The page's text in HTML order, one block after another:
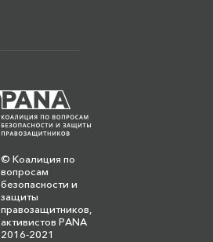
© Коалиция по
вопросам
безопасности и
защиты
правозащитников,
активистов PANA
2016-2021